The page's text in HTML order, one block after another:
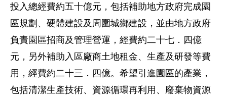
投入總經費約五十億元，包括補助地方政府完成園
區規劃、硬體建設及周圍城鄉建設，並由地方政府
負責園區招商及管理營運，經費約二十七．四億
元，另外補助入區廠商土地租金、生產及研發等費
用，經費約二十三．四億。希望引進園區的產業，
包括清潔生產技術、資源循環再利用、廢棄物資源